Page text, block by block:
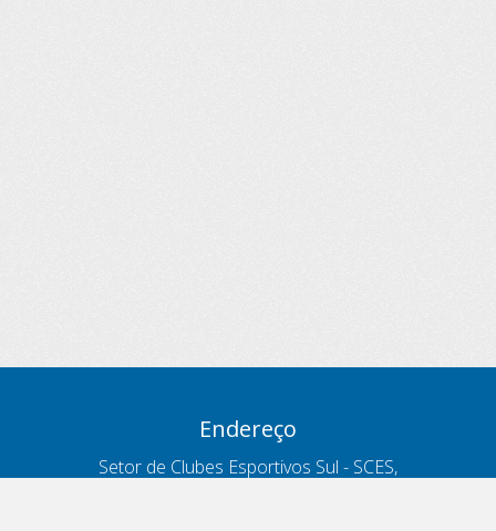
Endereço
Setor de Clubes Esportivos Sul - SCES,